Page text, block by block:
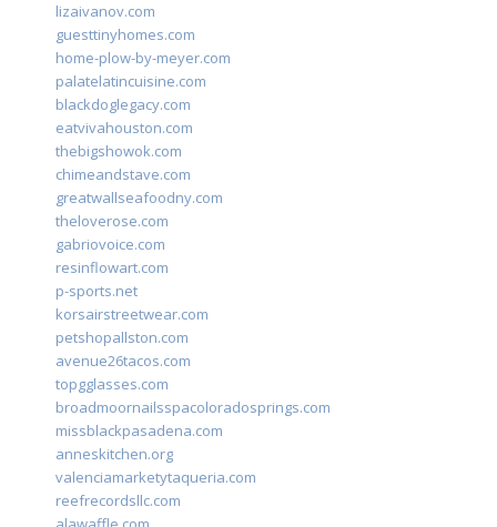
lizaivanov.com
guesttinyhomes.com
home-plow-by-meyer.com
palatelatincuisine.com
blackdoglegacy.com
eatvivahouston.com
thebigshowok.com
chimeandstave.com
greatwallseafoodny.com
theloverose.com
gabriovoice.com
resinflowart.com
p-sports.net
korsairstreetwear.com
petshopallston.com
avenue26tacos.com
topgglasses.com
broadmoornailsspacoloradosprings.com
missblackpasadena.com
anneskitchen.org
valenciamarketytaqueria.com
reefrecordsllc.com